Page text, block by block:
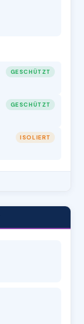
GESCHÜTZT
GESCHÜTZT
ISOLIERT